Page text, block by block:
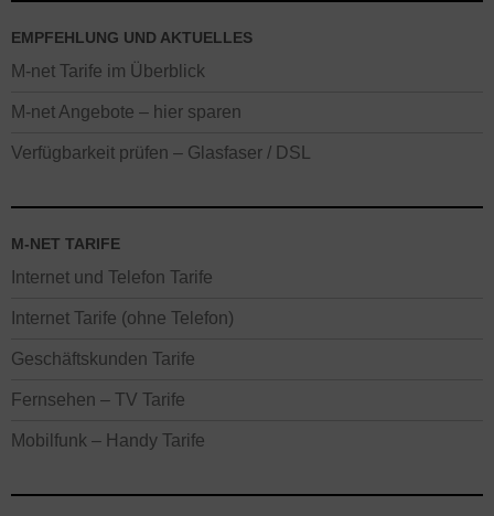
EMPFEHLUNG UND AKTUELLES
M-net Tarife im Überblick
M-net Angebote – hier sparen
Verfügbarkeit prüfen – Glasfaser / DSL
M-NET TARIFE
Internet und Telefon Tarife
Internet Tarife (ohne Telefon)
Geschäftskunden Tarife
Fernsehen – TV Tarife
Mobilfunk – Handy Tarife